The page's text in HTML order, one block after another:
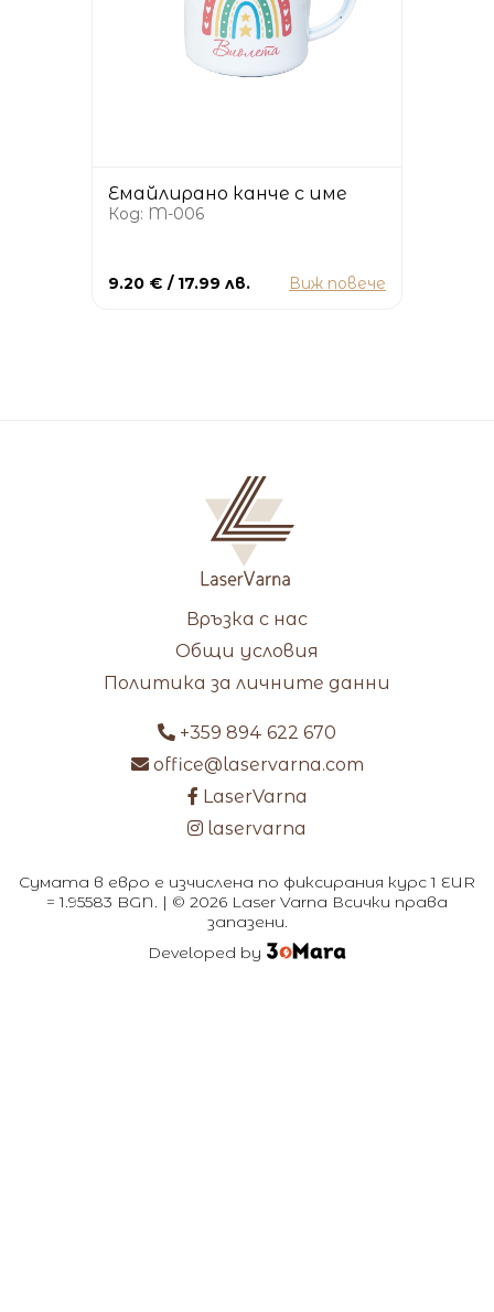
Емайлирано канче с име
Код: M-006
9.20 € / 17.99 лв. Виж повече
Връзка с нас
Общи условия
Политика за личните данни
+359 894 622 670
office@laservarna.com
LaserVarna
laservarna
Сумата в евро е изчислена по фиксирания курс 1 EUR
= 1.95583 BGN. | © 2026 Laser Varna Всички права
запазени.
Developed by